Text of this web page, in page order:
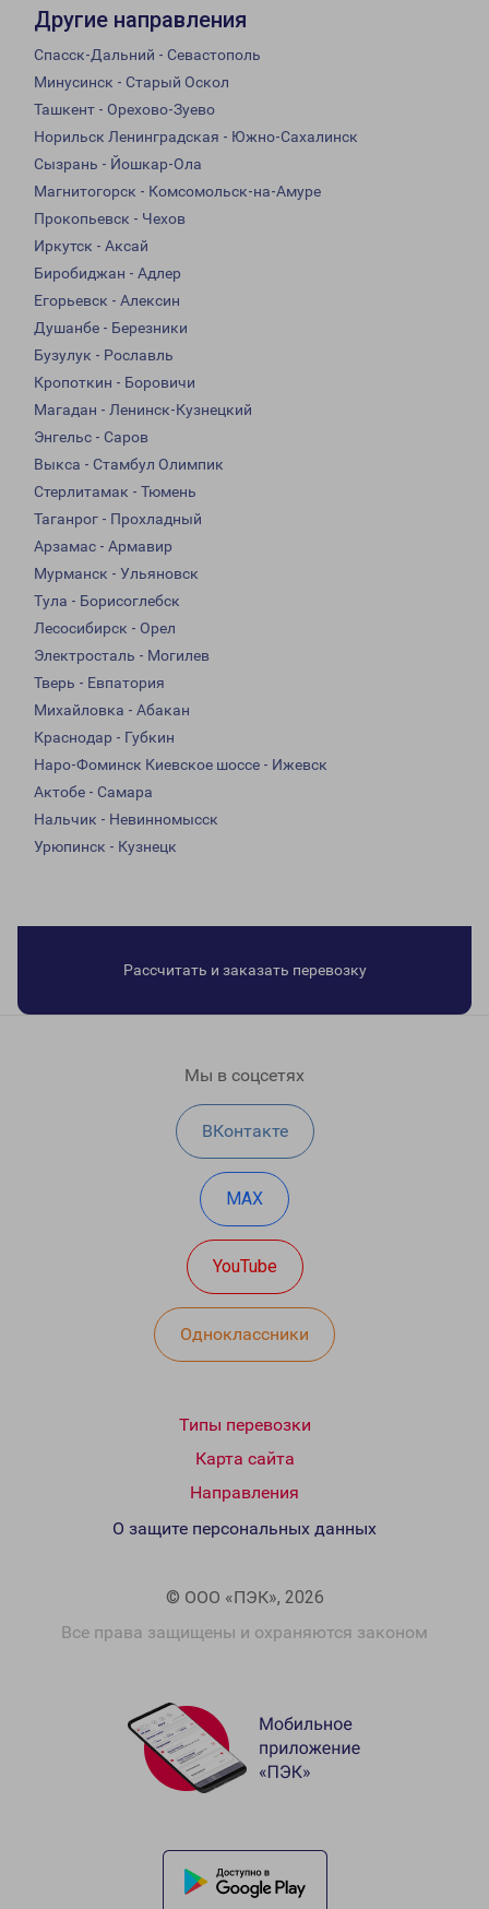
Другие направления
Спасск-Дальний - Севастополь
Минусинск - Старый Оскол
Ташкент - Орехово-Зуево
Норильск Ленинградская - Южно-Сахалинск
Сызрань - Йошкар-Ола
Магнитогорск - Комсомольск-на-Амуре
Прокопьевск - Чехов
Иркутск - Аксай
Биробиджан - Адлер
Егорьевск - Алексин
Душанбе - Березники
Бузулук - Рославль
Кропоткин - Боровичи
Магадан - Ленинск-Кузнецкий
Энгельс - Саров
Выкса - Стамбул Олимпик
Стерлитамак - Тюмень
Таганрог - Прохладный
Арзамас - Армавир
Мурманск - Ульяновск
Тула - Борисоглебск
Лесосибирск - Орел
Электросталь - Могилев
Тверь - Евпатория
Михайловка - Абакан
Краснодар - Губкин
Наро-Фоминск Киевское шоссе - Ижевск
Актобе - Самара
Нальчик - Невинномысск
Урюпинск - Кузнецк
Рассчитать и заказать перевозку
Мы в соцсетях
ВКонтакте
MAX
YouTube
Одноклассники
Типы перевозки
Карта сайта
Направления
© ООО «ПЭК», 2026
Все права защищены и охраняются законом
О защите персональных данных